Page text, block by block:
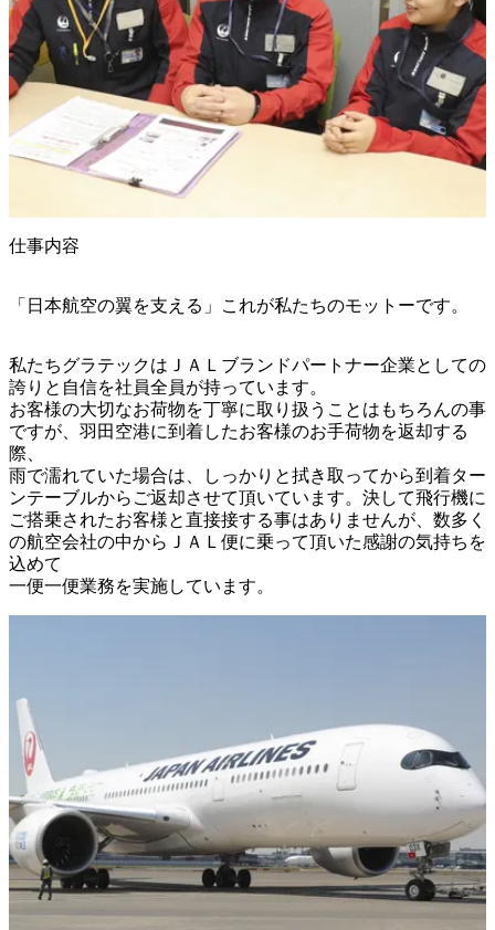
仕事内容
「日本航空の翼を支える」これが私たちのモットーです。
私たちグラテックはＪＡＬブランドパートナー企業としての
誇りと自信を社員全員が持っています。
お客様の大切なお荷物を丁寧に取り扱うことはもちろんの事
ですが、羽田空港に到着したお客様のお手荷物を返却する
際、
雨で濡れていた場合は、しっかりと拭き取ってから到着ター
ンテーブルからご返却させて頂いています。決して飛行機に
ご搭乗されたお客様と直接接する事はありませんが、数多く
の航空会社の中からＪＡＬ便に乗って頂いた感謝の気持ちを
込めて
一便一便業務を実施しています。